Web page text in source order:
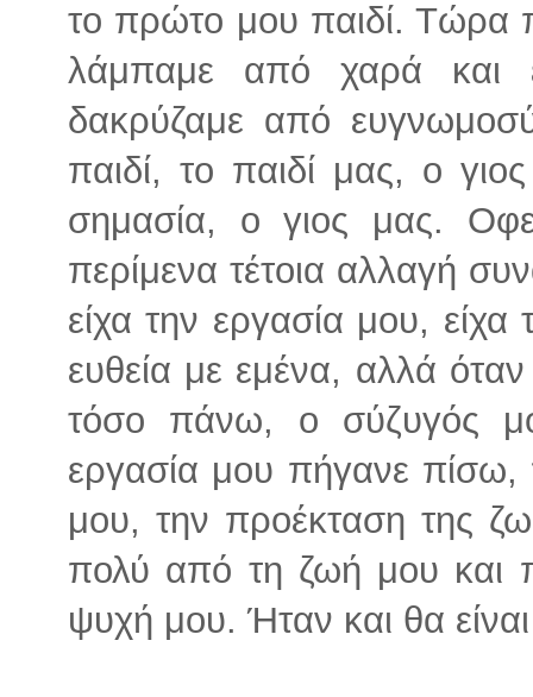
το πρώτο μου παιδί. Τώρα
λάμπαμε από χαρά και
δακρύζαμε από
παιδί, το παιδί μας, ο
σημασία, ο γιος μας.
περίμενα τέτοια αλλαγή
είχα την εργασία μου,
ευθεία με εμένα, αλλά
τόσο πάνω, ο σύζυγός
εργασία μου πήγανε πίσω,
μου, την προέκταση της
πολύ από τη ζωή μου και
ψυχή μου. Ήταν και θα